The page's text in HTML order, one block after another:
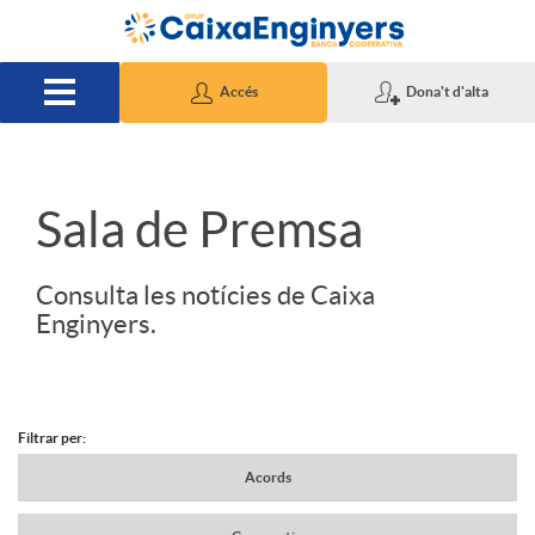
Salta al contingut principal
Accés Dona't d'alta
S
d
Sala de Premsa
Consulta les notícies de Caixa
Enginyers.
N
Filtrar per:
Acords